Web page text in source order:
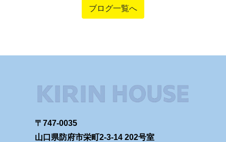
ブログ一覧へ
〒747-0035
山口県防府市栄町2-3-14 202号室